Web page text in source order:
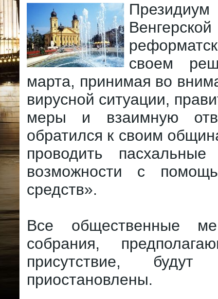
Венгерской
своем
марта, принимая во
вирусной ситуации,
меры и взаимную
обратился к своим
проводить
возможности с
средств».
Все общественные
собрания,
присутствие, будут
приостановлены.